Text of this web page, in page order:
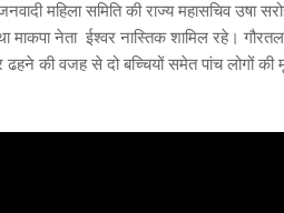
महिला समिति की राज्य महासचिव उषा
तथा माकपा नेता ईश्वर‌ नास्तिक शामिल रहे।
की वजह से दो बच्चियों समेत पांच लोगों की